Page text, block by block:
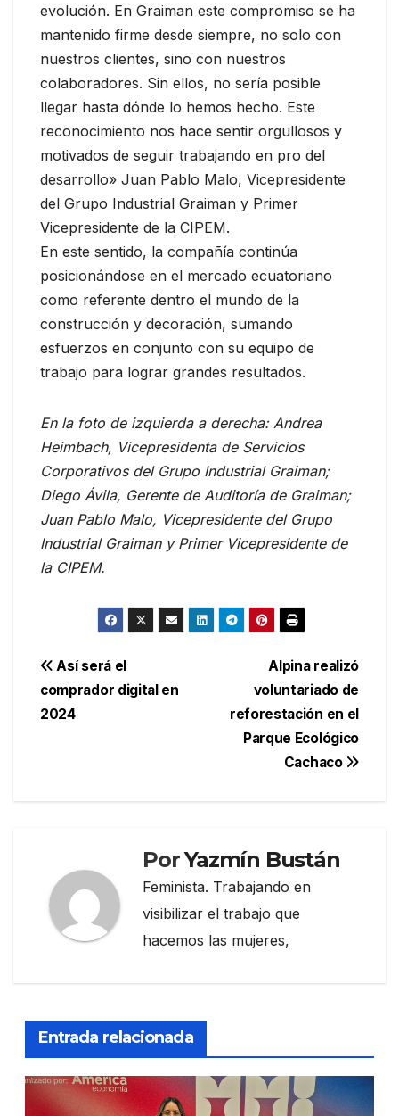
evolución. En Graiman este compromiso se ha
mantenido firme desde siempre, no solo con
nuestros clientes, sino con nuestros
colaboradores. Sin ellos, no sería posible
llegar hasta dónde lo hemos hecho. Este
reconocimiento nos hace sentir orgullosos y
motivados de seguir trabajando en pro del
desarrollo» Juan Pablo Malo, Vicepresidente
del Grupo Industrial Graiman y Primer
Vicepresidente de la CIPEM.
En este sentido, la compañía continúa
posicionándose en el mercado ecuatoriano
como referente dentro el mundo de la
construcción y decoración, sumando
esfuerzos en conjunto con su equipo de
trabajo para lograr grandes resultados.
En la foto de izquierda a derecha: Andrea
Heimbach, Vicepresidenta de Servicios
Corporativos del Grupo Industrial Graiman;
Diego Ávila, Gerente de Auditoría de Graiman;
Juan Pablo Malo, Vicepresidente del Grupo
Industrial Graiman y Primer Vicepresidente de
la CIPEM.
Navegación
de
Alpina realizó
voluntariado de
reforestación en el
Parque Ecológico
Cachaco
Así será el
comprador digital en
2024
PorYazmín Bustán
Feminista. Trabajando en
visibilizar el trabajo que
hacemos las mujeres,
Entrada relacionada